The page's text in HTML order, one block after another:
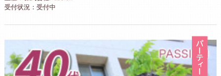
受付状況：受付中
パ